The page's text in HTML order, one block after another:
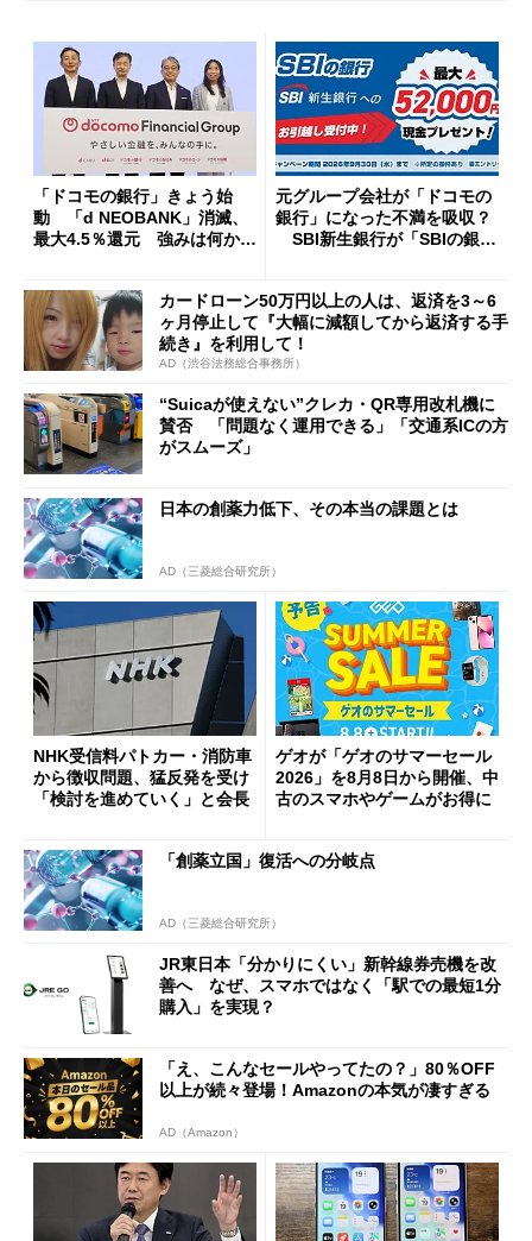
「ドコモの銀行」きょう始
動 「d NEOBANK」消滅、
最大4.5％還元 強みは何か解
元グループ会社が「ドコモの
銀行」になった不満を吸収？
SBI新生銀行が「SBIの銀
開催
カードローン50万円以上の人は、返済を3～6
ヶ月停止して『大幅に減額してから返済する手
続き』を利用して！
AD（渋谷法務総合事務所）
“Suicaが使えない”クレカ・QR専用改札機に
賛否 「問題なく運用できる」「交通系ICの方
がスムーズ」
日本の創薬力低下、その本当の課題とは
AD（三菱総合研究所）
NHK受信料パトカー・消防車
から徴収問題、猛反発を受け
「検討を進めていく」と会長
ゲオが「ゲオのサマーセール
2026」を8月8日から開催、中
古のスマホやゲームがお得に
「創薬立国」復活への分岐点
AD（三菱総合研究所）
JR東日本「分かりにくい」新幹線券売機を改
善へ なぜ、スマホではなく「駅での最短1分
購入」を実現？
「え、こんなセールやってたの？」80％OFF
以上が続々登場！Amazonの本気が凄すぎる
AD（Amazon）